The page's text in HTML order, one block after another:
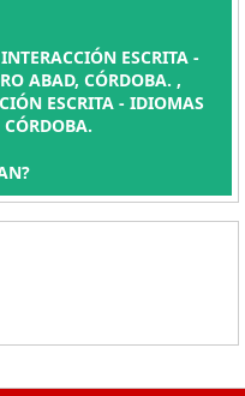
ESCRITA -
ABAD, CÓRDOBA. ,
ESCRITA - IDIOMAS